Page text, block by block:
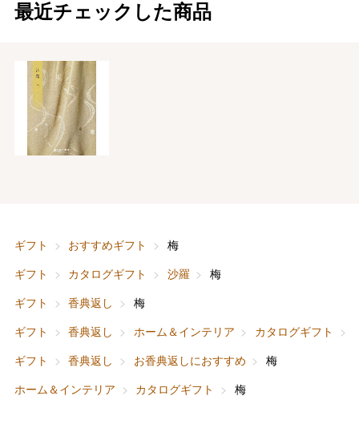
最近チェックした商品
ギフト おすすめギフト
梅
ギフト
カタログギフト 沙羅
梅
ギフト
香典返し
梅
ギフト
香典返し ホーム＆インテリア カタログギフト
ギフト
香典返し お香典返しにおすすめ
梅
ホーム＆インテリア
カタログギフト 梅
ファッション
ホーム＆インテリア
ベビー＆キッズ
出産内祝い
お香典返し
快気祝い
母の日
父の日
お中元
敬老の日